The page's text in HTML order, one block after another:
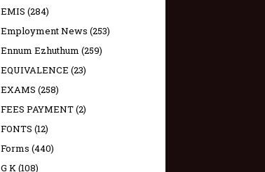
EMIS (284)
Employment News (253)
Ennum Ezhuthum (259)
EQUIVALENCE (23)
EXAMS (258)
FEES PAYMENT(2)
FONTS (12)
Forms (440)
G K(108)